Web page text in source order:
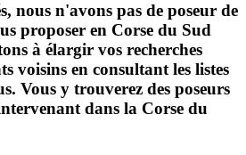
nous n'avons pas de poseur de
proposer en Corse du Sud
à élargir vos recherches
voisins en consultant les listes
Vous y trouverez des poseurs
dans la Corse du